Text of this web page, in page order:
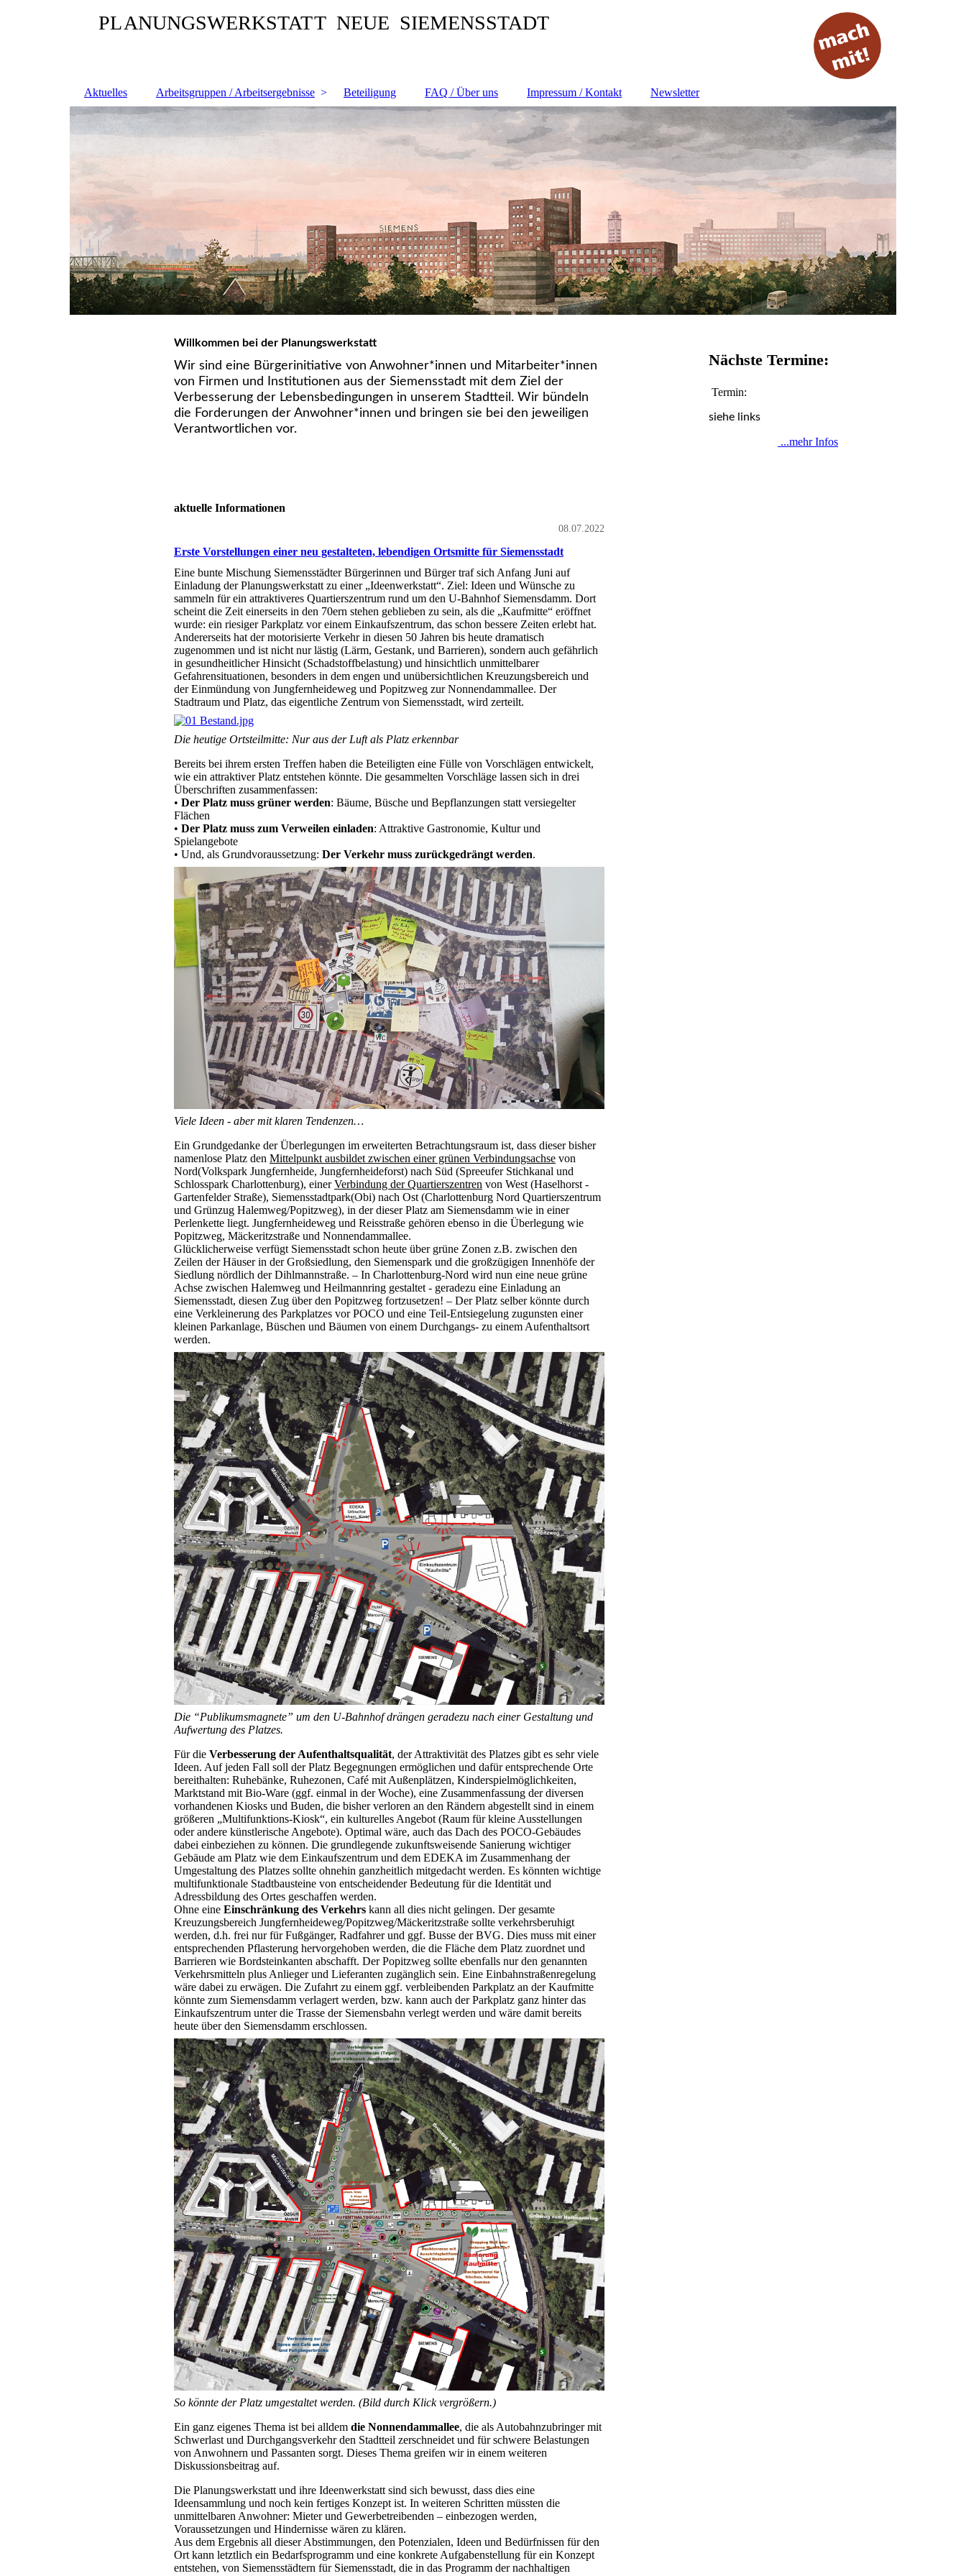
PLANUNGSWERKSTATT NEUE SIEMENSSTADT
Aktuelles Arbeitsgruppen / Arbeitsergebnisse Beteiligung FAQ / Über uns Impressum / Kontakt Newsletter
Willkommen bei der Planungswerkstatt
Wir sind eine Bürgerinitiative von Anwohner*innen und Mitarbeiter*innen
von Firmen und Institutionen aus der Siemensstadt mit dem Ziel der
Verbesserung der Lebensbedingungen in unserem Stadtteil. Wir bündeln
die Forderungen der Anwohner*innen und bringen sie bei den jeweiligen
Verantwortlichen vor.
aktuelle Informationen
08.07.2022
Erste Vorstellungen einer neu gestalteten, lebendigen Ortsmitte für Siemensstadt
Eine bunte Mischung Siemensstädter Bürgerinnen und Bürger traf sich Anfang Juni auf
Einladung der Planungswerkstatt zu einer „Ideenwerkstatt“. Ziel: Ideen und Wünsche zu
sammeln für ein attraktiveres Quartierszentrum rund um den U-Bahnhof Siemensdamm. Dort
scheint die Zeit einerseits in den 70ern stehen geblieben zu sein, als die „Kaufmitte“ eröffnet
wurde: ein riesiger Parkplatz vor einem Einkaufszentrum, das schon bessere Zeiten erlebt hat.
Andererseits hat der motorisierte Verkehr in diesen 50 Jahren bis heute dramatisch
zugenommen und ist nicht nur lästig (Lärm, Gestank, und Barrieren), sondern auch gefährlich
in gesundheitlicher Hinsicht (Schadstoffbelastung) und hinsichtlich unmittelbarer
Gefahrensituationen, besonders in dem engen und unübersichtlichen Kreuzungsbereich und
der Einmündung von Jungfernheideweg und Popitzweg zur Nonnendammallee. Der
Stadtraum und Platz, das eigentliche Zentrum von Siemensstadt, wird zerteilt.
Die heutige Ortsteilmitte: Nur aus der Luft als Platz erkennbar
Bereits bei ihrem ersten Treffen haben die Beteiligten eine Fülle von Vorschlägen entwickelt,
wie ein attraktiver Platz entstehen könnte. Die gesammelten Vorschläge lassen sich in drei
Überschriften zusammenfassen:
• Der Platz muss grüner werden: Bäume, Büsche und Bepflanzungen statt versiegelter
Flächen
• Der Platz muss zum Verweilen einladen: Attraktive Gastronomie, Kultur und
Spielangebote
• Und, als Grundvoraussetzung: Der Verkehr muss zurückgedrängt werden.
Viele Ideen - aber mit klaren Tendenzen…
Ein Grundgedanke der Überlegungen im erweiterten Betrachtungsraum ist, dass dieser bisher
namenlose Platz den Mittelpunkt ausbildet zwischen einer grünen Verbindungsachse von
Nord(Volkspark Jungfernheide, Jungfernheideforst) nach Süd (Spreeufer Stichkanal und
Schlosspark Charlottenburg), einerVerbindung der Quartierszentren von West (Haselhorst -
Gartenfelder Straße), Siemensstadtpark(Obi) nach Ost (Charlottenburg Nord Quartierszentrum
und Grünzug Halemweg/Popitzweg), in der dieser Platz am Siemensdamm wie in einer
Perlenkette liegt. Jungfernheideweg und Reisstraße gehören ebenso in die Überlegung wie
Popitzweg, Mäckeritzstraße und Nonnendammallee.
Glücklicherweise verfügt Siemensstadt schon heute über grüne Zonen z.B. zwischen den
Zeilen der Häuser in der Großsiedlung, den Siemenspark und die großzügigen Innenhöfe der
Siedlung nördlich der Dihlmannstraße. – In Charlottenburg-Nord wird nun eine neue grüne
Achse zwischen Halemweg und Heilmannring gestaltet - geradezu eine Einladung an
Siemensstadt, diesen Zug über den Popitzweg fortzusetzen! – Der Platz selber könnte durch
eine Verkleinerung des Parkplatzes vor POCO und eine Teil-Entsiegelung zugunsten einer
kleinen Parkanlage, Büschen und Bäumen von einem Durchgangs- zu einem Aufenthaltsort
werden.
Die “Publikumsmagnete” um den U-Bahnhof drängen geradezu nach einer Gestaltung und
Aufwertung des Platzes.
Für die Verbesserung der Aufenthaltsqualität, der Attraktivität des Platzes gibt es sehr viele
Ideen. Auf jeden Fall soll der Platz Begegnungen ermöglichen und dafür entsprechende Orte
bereithalten: Ruhebänke, Ruhezonen, Café mit Außenplätzen, Kinderspielmöglichkeiten,
Marktstand mit Bio-Ware (ggf. einmal in der Woche), eine Zusammenfassung der diversen
vorhandenen Kiosks und Buden, die bisher verloren an den Rändern abgestellt sind in einem
größeren „Multifunktions-Kiosk“, ein kulturelles Angebot (Raum für kleine Ausstellungen
oder andere künstlerische Angebote). Optimal wäre, auch das Dach des POCO-Gebäudes
dabei einbeziehen zu können. Die grundlegende zukunftsweisende Sanierung wichtiger
Gebäude am Platz wie dem Einkaufszentrum und dem EDEKA im Zusammenhang der
Umgestaltung des Platzes sollte ohnehin ganzheitlich mitgedacht werden. Es könnten wichtige
multifunktionale Stadtbausteine von entscheidender Bedeutung für die Identität und
Adressbildung des Ortes geschaffen werden.
Ohne eine Einschränkung des Verkehrs kann all dies nicht gelingen. Der gesamte
Kreuzungsbereich Jungfernheideweg/Popitzweg/Mäckeritzstraße sollte verkehrsberuhigt
werden, d.h. frei nur für Fußgänger, Radfahrer und ggf. Busse der BVG. Dies muss mit einer
entsprechenden Pflasterung hervorgehoben werden, die die Fläche dem Platz zuordnet und
Barrieren wie Bordsteinkanten abschafft. Der Popitzweg sollte ebenfalls nur den genannten
Verkehrsmitteln plus Anlieger und Lieferanten zugänglich sein. Eine Einbahnstraßenregelung
wäre dabei zu erwägen. Die Zufahrt zu einem ggf. verbleibenden Parkplatz an der Kaufmitte
könnte zum Siemensdamm verlagert werden, bzw. kann auch der Parkplatz ganz hinter das
Einkaufszentrum unter die Trasse der Siemensbahn verlegt werden und wäre damit bereits
heute über den Siemensdamm erschlossen.
So könnte der Platz umgestaltet werden. (Bild durch Klick vergrößern.)
Ein ganz eigenes Thema ist bei alldem die Nonnendammallee, die als Autobahnzubringer mit
Schwerlast und Durchgangsverkehr den Stadtteil zerschneidet und für schwere Belastungen
von Anwohnern und Passanten sorgt. Dieses Thema greifen wir in einem weiteren
Diskussionsbeitrag auf.
Die Planungswerkstatt und ihre Ideenwerkstatt sind sich bewusst, dass dies eine
Ideensammlung und noch kein fertiges Konzept ist. In weiteren Schritten müssten die
unmittelbaren Anwohner: Mieter und Gewerbetreibenden – einbezogen werden,
Voraussetzungen und Hindernisse wären zu klären.
Aus dem Ergebnis all dieser Abstimmungen, den Potenzialen, Ideen und Bedürfnissen für den
Ort kann letztlich ein Bedarfsprogramm und eine konkrete Aufgabenstellung für ein Konzept
entstehen, von Siemensstädtern für Siemensstadt, die in das Programm der nachhaltigen
Nächste Termine:
Termin:
siehe links
...mehr Infos